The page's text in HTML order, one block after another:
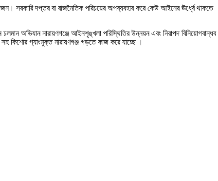
সরকারি দপ্তর বা রাজনৈতিক পরিচয়ের অপব্যবহার করে কেউ আইনের ঊর্ধ্বে থাকতে
অভিযান নারায়ণগঞ্জে আইনশৃঙ্খলা পরিস্থিতির উন্নয়ন এবং নিরাপদ বিনিয়োগবান্ধব
সহ কিশোর গ্যাংমুক্ত নারায়ণগঞ্জ গড়তে কাজ করে যাচ্ছে ।